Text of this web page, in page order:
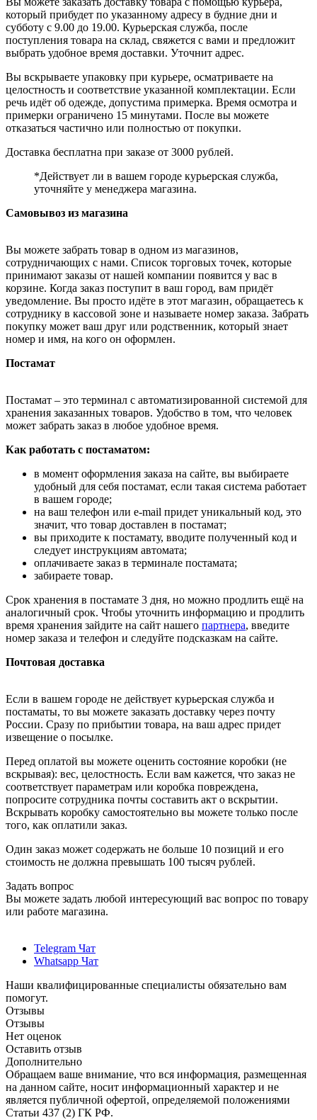
который прибудет по указанному адресу в будние дни и
субботу с 9.00 до 19.00. Курьерская служба, после
поступления товара на склад, свяжется с вами и предложит
выбрать удобное время доставки. Уточнит адрес.
Вы вскрываете упаковку при курьере, осматриваете на
целостность и соответствие указанной комплектации. Если
речь идёт об одежде, допустима примерка. Время осмотра и
примерки ограничено 15 минутами. После вы можете
отказаться частично или полностью от покупки.
Доставка бесплатна при заказе от 3000 рублей.
*Действует ли в вашем городе курьерская служба,
уточняйте у менеджера магазина.
Самовывоз из магазина
Вы можете забрать товар в одном из магазинов,
сотрудничающих с нами. Список торговых точек, которые
принимают заказы от нашей компании появится у вас в
корзине. Когда заказ поступит в ваш город, вам придёт
уведомление. Вы просто идёте в этот магазин, обращаетесь к
сотруднику в кассовой зоне и называете номер заказа. Забрать
покупку может ваш друг или родственник, который знает
номер и имя, на кого он оформлен.
Постамат
Постамат – это терминал с автоматизированной системой для
хранения заказанных товаров. Удобство в том, что человек
может забрать заказ в любое удобное время.
Как работать с постаматом:
в момент оформления заказа на сайте, вы выбираете
удобный для себя постамат, если такая система работает
в вашем городе;
на ваш телефон или e-mail придет уникальный код, это
значит, что товар доставлен в постамат;
вы приходите к постамату, вводите полученный код и
следует инструкциям автомата;
оплачиваете заказ в терминале постамата;
забираете товар.
Срок хранения в постамате 3 дня, но можно продлить ещё на
аналогичный срок. Чтобы уточнить информацию и продлить
время хранения зайдите на сайт нашего партнера, введите
номер заказа и телефон и следуйте подсказкам на сайте.
Почтовая доставка
Если в вашем городе не действует курьерская служба и
постаматы, то вы можете заказать доставку через почту
России. Сразу по прибытии товара, на ваш адрес придет
извещение о посылке.
Перед оплатой вы можете оценить состояние коробки (не
вскрывая): вес, целостность. Если вам кажется, что заказ не
соответствует параметрам или коробка повреждена,
попросите сотрудника почты составить акт о вскрытии.
Вскрывать коробку самостоятельно вы можете только после
того, как оплатили заказ.
Один заказ может содержать не больше 10 позиций и его
стоимость не должна превышать 100 тысяч рублей.
Задать вопрос
Вы можете задать любой интересующий вас вопрос по товару
или работе магазина.
Telegram Чат
Whatsapp Чат
Наши квалифицированные специалисты обязательно вам
помогут.
Отзывы
Отзывы
Нет оценок
Оставить отзыв
Дополнительно
Обращаем ваше внимание, что вся информация, размещенная
на данном сайте, носит информационный характер и не
является публичной офертой, определяемой положениями
Статьи 437 (2) ГК РФ.